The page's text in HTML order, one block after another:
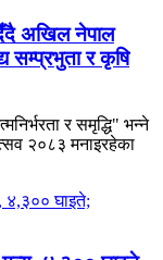
अखिल नेपाल
सम्प्रभुता र कृषि
र समृद्धि" भन्ने
२०८३ मनाइरहेका